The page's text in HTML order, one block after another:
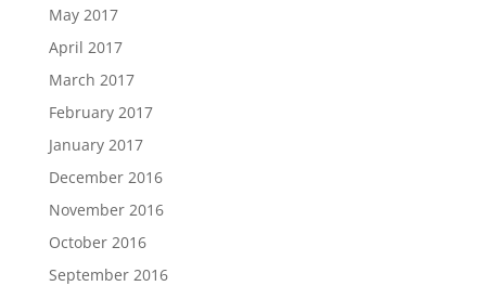
May 2017
April 2017
March 2017
February 2017
January 2017
December 2016
November 2016
October 2016
September 2016